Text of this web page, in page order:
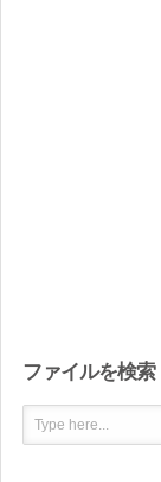
ファイルを検索